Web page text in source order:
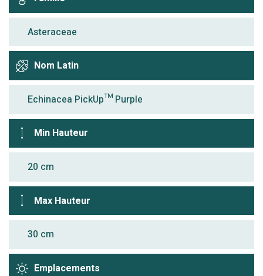
Asteraceae
Nom Latin
Echinacea PickUp™ Purple
Min Hauteur
20 cm
Max Hauteur
30 cm
Emplacements